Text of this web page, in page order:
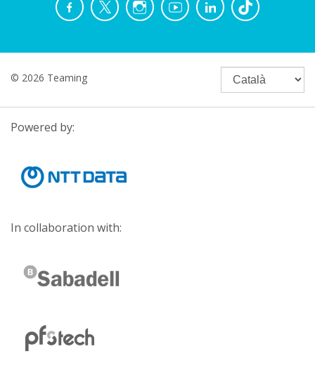
© 2026 Teaming
Powered by:
In collaboration with: